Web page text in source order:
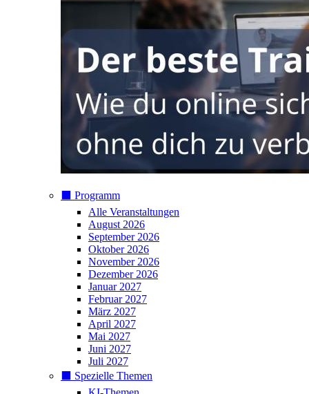
⬛️ Programm
Alle Veranstaltungen
August 2026
September 2026
Oktober 2026
November 2026
Dezember 2026
Januar 2027
Februar 2027
März 2027
April 2027
Mai 2027
Juni 2027
Juli 2027
⬛️ Spezielle Themen